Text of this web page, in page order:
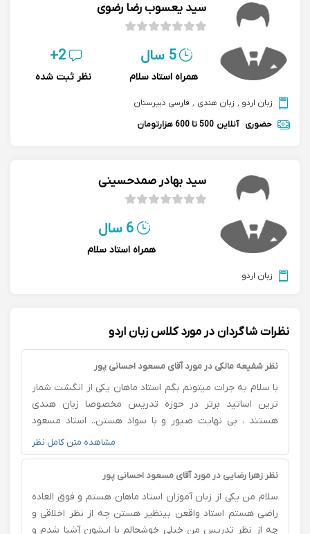
سید یعسوب رضا رضوی
5 سال
همراه استاد سلام
2+
نظر ثبت شده
زبان اردو , زبان هندی , فارسی دبیرستان
حضوری
آنلاین 500 تا 600 هزارتومان
سید بهادر صمدحسینی
6 سال
همراه استاد سلام
زبان اردو
نظرات شاگردان در مورد کلاس زبان اردو
نظر شفیعه مالکی در مورد آقای مسعود احسانی پور
با سلام به جرات میتونم بگم استاد ماهان یکی از انگشت شمار
ترین اساتید برتر در حوزه تدریس مخصوصا زبان هندی
هستند ، بی نهایت صبور و با سواد هستن.. استاد مسعود
احسانی پور (استاد سمیر ماهان) شما بهترین هستین، از هر
لحاظ حرفه ی برخورد میکنین و من نو آموز بسیار خرسندم از
وجود اساتید باسواد و با تجربه ی همچون شما.. روز به روز
مشاهده متن کامل نظر
نظر زهرا رضایی در مورد آقای مسعود احسانی پور
سلام من یکی از زبان آموزان استاد ماهان هستم و فوق العاده
راضی هستم استاد واقعن بینظیر هستن چه از نظر اخلاقی و
چه از نظر تدریس من خیلی خوشحالم با ایشون آشنا شدم و